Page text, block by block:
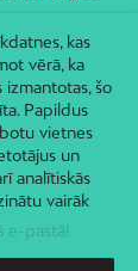
e-pastā!
kas
vērā, ka
šo
Papildus
vietnes
un
analītiskās
vairāk